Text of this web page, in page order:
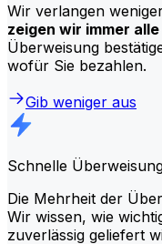
Wir verlangen
zeigen wir immer
Überweisung
wofür Sie bezahlen.
Gib weniger aus
Schnelle
Die Mehrheit der
Wir wissen, wie
zuverlässig geliefert